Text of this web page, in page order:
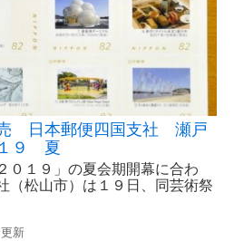
日本郵便四国支社 瀬戸
９ 夏
０１９」の夏会期開幕に合わ
（松山市）は１９日、同芸術祭
新